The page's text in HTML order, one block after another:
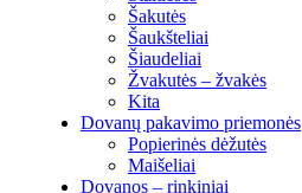
Šakutės
Šaukšteliai
Šiaudeliai
Žvakutės – žvakės
Kita
Dovanų pakavimo priemonės
Popierinės dėžutės
Maišeliai
Dovanos – rinkiniai